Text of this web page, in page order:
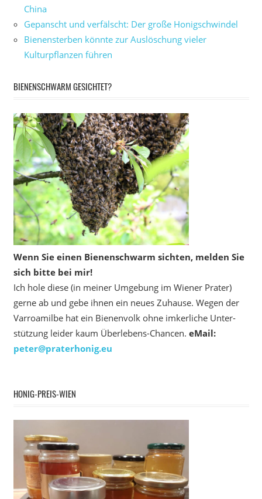
China
Gepanscht und verfälscht: Der große Honigschwindel
Bienensterben könnte zur Auslöschung vieler
Kulturpflanzen führen
BIENENSCHWARM GESICHTET?
Wenn Sie einen Bienenschwarm sichten, melden Sie
sich bitte bei mir!
Ich hole diese (in meiner Umgebung im Wiener Prater)
gerne ab und gebe ihnen ein neues Zuhause. Wegen der
Varroamilbe hat ein Bienenvolk ohne imkerliche Unter­
stützung leider kaum Überlebens-Chancen. eMail:
peter@praterhonig.eu
HONIG-PREIS-WIEN